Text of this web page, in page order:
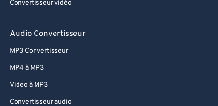
Convertisseur vidéo
Audio Convertisseur
MP3 Convertisseur
MP4 à MP3
Video à MP3
Convertisseur audio